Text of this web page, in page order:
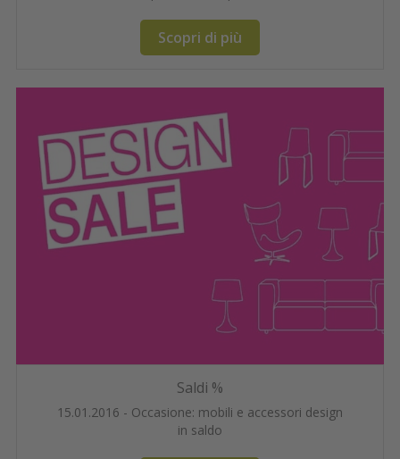
Scopri di più
Saldi %
15.01.2016 - Occasione: mobili e accessori design
in saldo